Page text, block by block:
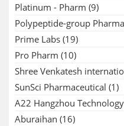
Platinum - Pharm (9)
Polypeptide-group
Prime Labs (19)
Pro Pharm (10)
Shree Venkatesh
SunSci Pharmaceutical (1)
A22 Hangzhou Technology
Aburaihan (16)